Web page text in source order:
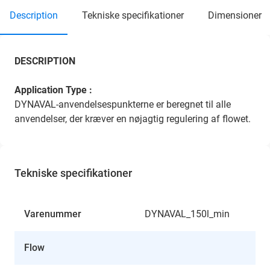
description tekniske specifikationer dimensioner
DESCRIPTION
Application Type :
DYNAVAL-anvendelsespunkterne er beregnet til alle
anvendelser, der kræver en nøjagtig regulering af flowet.
Tekniske specifikationer
Varenummer DYNAVAL_150l_min
Flow